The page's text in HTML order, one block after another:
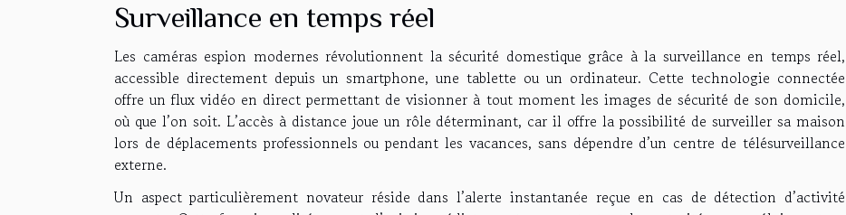
Surveillance en temps réel
Les caméras espion modernes révolutionnent la sécurité domestique grâce à la surveillance en temps réel,
accessible directement depuis un smartphone, une tablette ou un ordinateur. Cette technologie connectée
offre un flux vidéo en direct permettant de visionner à tout moment les images de sécurité de son domicile,
où que l’on soit. L’accès à distance joue un rôle déterminant, car il offre la possibilité de surveiller sa maison
lors de déplacements professionnels ou pendant les vacances, sans dépendre d’un centre de télésurveillance
externe.
Un aspect particulièrement novateur réside dans l’alerte instantanée reçue en cas de détection d’activité